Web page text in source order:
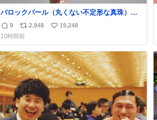
バロックパール（丸くない不定形な真珠）を
溶けたアイスや飴玉、雲、アヒルに見立てて
ジュエリーデザイナー、Ben Choi 蔡俊文さん
の作品。 instagram.com/bcjoaillerie/
返
信
数
9
リ
ポ
ス
ト
数
2,948
い
ね
数
19,248
10時間前